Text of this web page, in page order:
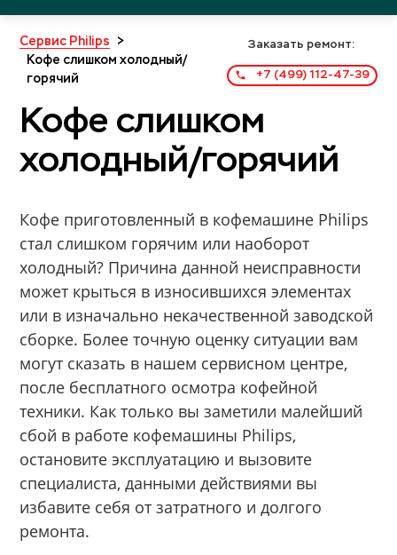
Сервис Philips
>
Кофе слишком холодный/
горячий
Заказать ремонт:
+7 (499) 112-47-39
Кофе слишком
холодный/горячий
Кофе приготовленный в кофемашине Philips
стал слишком горячим или наоборот
холодный? Причина данной неисправности
может крыться в износившихся элементах
или в изначально некачественной заводской
сборке. Более точную оценку ситуации вам
могут сказать в нашем сервисном центре,
после бесплатного осмотра кофейной
техники. Как только вы заметили малейший
сбой в работе кофемашины Philips,
остановите эксплуатацию и вызовите
специалиста, данными действиями вы
избавите себя от затратного и долгого
ремонта.